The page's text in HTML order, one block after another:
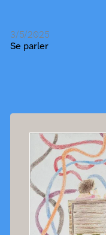
3/5/2025
Se parler